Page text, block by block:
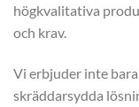
högkvalitativa
och krav.
Vi erbjuder inte
skräddarsydda